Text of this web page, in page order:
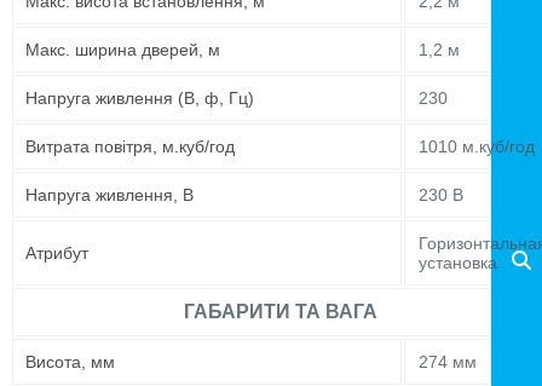
Maкс. ширина дверей, м 1,2 м
Напруга живлення (В, ф, Гц) 230
Витрата повітря, м.куб/год 1010 м.куб/год
Напруга живлення, В 230 В
Атрибут
установка
ГАБАРИТИ ТА ВАГА
Висота, мм 274 мм